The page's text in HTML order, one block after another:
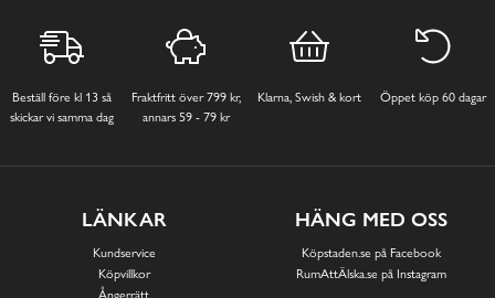
Beställ före kl 13 så
skickar vi samma dag
Fraktfritt över 799 kr,
annars 59 - 79 kr
Klarna, Swish & kort Öppet köp 60 dagar
LÄNKAR
Kundservice
Köpvillkor
Ångerrätt
HÄNG MED OSS
Köpstaden.se på Facebook
RumAttÄlska.se på Instagram